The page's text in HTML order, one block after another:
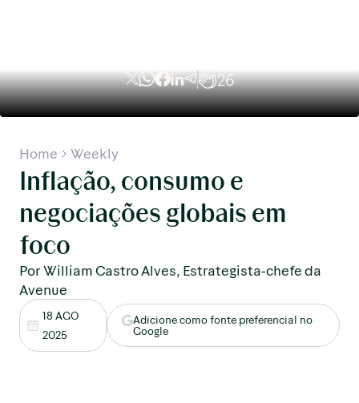
26
Home Weekly
Inflação, consumo e
negociações globais em
foco
Por William Castro Alves, Estrategista-chefe da
Avenue
18 AGO
2025
Adicione como fonte preferencial no
Google